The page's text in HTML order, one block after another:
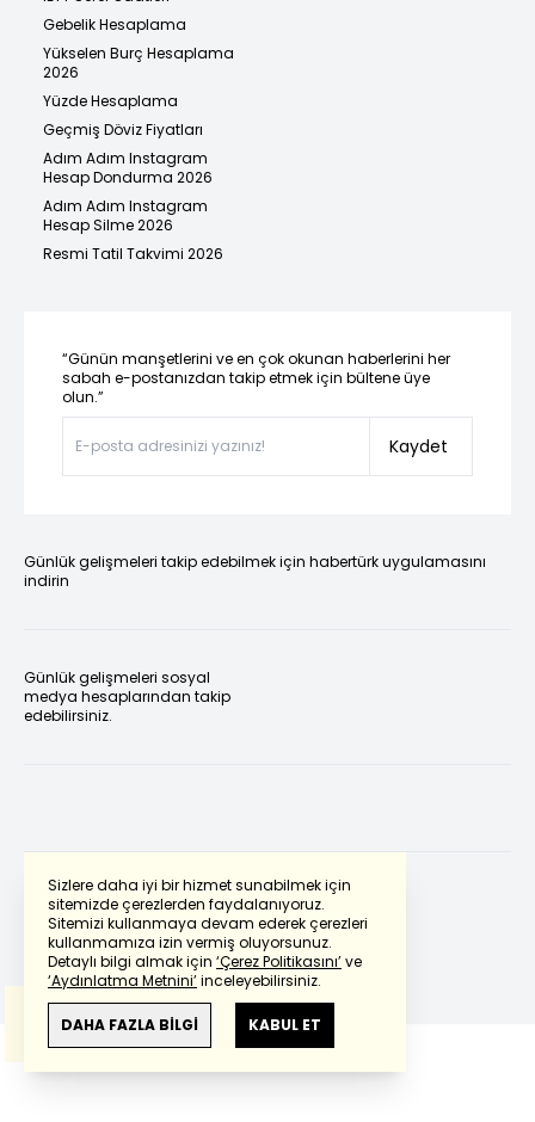
Sizlere daha iyi bir hizmet sunabilmek için
sitemizde çerezlerden faydalanıyoruz.
Sitemizi kullanmaya devam ederek çerezleri
kullanmamıza izin vermiş oluyorsunuz.
Detaylı bilgi almak için ‘Çerez Politikasını’ve
‘Aydınlatma Metnini’inceleyebilirsiniz.
DAHA FAZLA BİLGİ KABUL ET
Gebelik Hesaplama
Yükselen Burç Hesaplama
2026
Yüzde Hesaplama
Geçmiş Döviz Fiyatları
Adım Adım Instagram
Hesap Dondurma 2026
Adım Adım Instagram
Hesap Silme 2026
Resmi Tatil Takvimi 2026
“Günün manşetlerini ve en çok okunan haberlerini her
sabah e-postanızdan takip etmek için bültene üye
olun.”
Kaydet
Günlük gelişmeleri takip edebilmek için habertürk uygulamasını
indirin
Günlük gelişmeleri sosyal
medya hesaplarından takip
edebilirsiniz.
Powered by Translate
Bu çevirideGoogle Transletekullanılmıştır.
Anlam ve çeviri hatalarından
haberturk.com
sorumlu değildir.